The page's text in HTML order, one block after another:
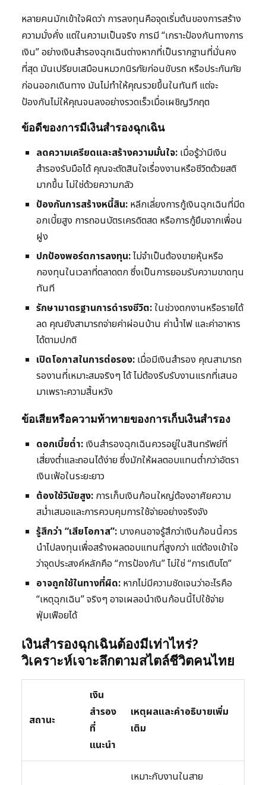
หลายคนมักเข้าใจผิดว่า การลงทุนคือจุดเริ่มต้นของการสร้าง
ความมั่งคั่ง แต่ในความเป็นจริง การมี “เกราะป้องกันทางการ
เงิน” อย่างเงินสำรองฉุกเฉินต่างหากที่เป็นรากฐานที่มั่นคง
ที่สุด มันเปรียบเสมือนหมวกนิรภัยก่อนขับรถ หรือประกันภัย
ก่อนออกเดินทาง มันไม่ทำให้คุณรวยขึ้นในทันที แต่จะ
ป้องกันไม่ให้คุณจนลงอย่างรวดเร็วเมื่อเผชิญวิกฤต
ข้อดีของการมีเงินสำรองฉุกเฉิน
ลดความเครียดและสร้างความมั่นใจ: เมื่อรู้ว่ามีเงิน
สำรองรับมือได้ คุณจะตัดสินใจเรื่องงานหรือชีวิตด้วยสติ
มากขึ้น ไม่ใช่ด้วยความกลัว
ป้องกันการสร้างหนี้สิน: หลีกเลี่ยงการกู้เงินฉุกเฉินที่มีด
อกเบี้ยสูง การถอนบัตรเครดิตสด หรือการกู้ยืมจากเพื่อน
ฝูง
ปกป้องพอร์ตการลงทุน:ไม่จำเป็นต้องขายหุ้นหรือ
กองทุนในเวลาที่ตลาดตก ซึ่งเป็นการยอมรับความขาดทุน
ทันที
รักษามาตรฐานการดำรงชีวิต:ในช่วงตกงานหรือรายได้
ลด คุณยังสามารถจ่ายค่าผ่อนบ้าน ค่าน้ำไฟ และค่าอาหาร
ได้ตามปกติ
เปิดโอกาสในการต่อรอง: เมื่อมีเงินสำรอง คุณสามารถ
รองานที่เหมาะสมจริงๆ ได้ ไม่ต้องรีบรับงานแรกที่เสนอ
มาเพราะความสิ้นหวัง
ข้อเสียหรือความท้าทายของการเก็บเงินสำรอง
ดอกเบี้ยต่ำ: เงินสำรองฉุกเฉินควรอยู่ในสินทรัพย์ที่
เสี่ยงต่ำและถอนได้ง่าย ซึ่งมักให้ผลตอบแทนต่ำกว่าอัตรา
เงินเฟ้อในระยะยาว
ต้องใช้วินัยสูง: การเก็บเงินก้อนใหญ่ต้องอาศัยความ
สม่ำเสมอและการควบคุมการใช้จ่ายอย่างจริงจัง
รู้สึกว่า “เสียโอกาส”: บางคนอาจรู้สึกว่าเงินก้อนนี้ควร
นำไปลงทุนเพื่อสร้างผลตอบแทนที่สูงกว่า แต่ต้องเข้าใจ
ว่าจุดประสงค์หลักคือ “การป้องกัน” ไม่ใช่ “การเติบโต”
อาจถูกใช้ในทางที่ผิด: หากไม่มีความชัดเจนว่าอะไรคือ
“เหตุฉุกเฉิน” จริงๆ อาจเผลอนำเงินก้อนนี้ไปใช้จ่าย
ฟุ่มเฟือยได้
เงินสำรองฉุกเฉินต้องมีเท่าไหร่?
วิเคราะห์เจาะลึกตามสไตล์ชีวิตคนไทย
สถานะ
เงิน
สำรอง
ที่
แนะนำ
เหตุผลและคำอธิบายเพิ่ม
เติม
เหมาะกับงานในสาย